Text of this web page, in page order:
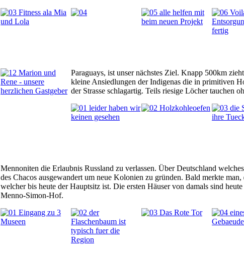
Paraguays, ist unser nächstes Ziel. Knapp 500km
kleine Ansiedlungen der Indigenas die in primitiven
der Strasse schlagartig. Teils riesige Löcher tauchen
Mennoniten die Erlaubnis Russland zu verlassen. Über Deutschland
des Chacos ausgewandert um neue Kolonien zu gründen. Bald merkte
welcher bis heute der Hauptsitz ist. Die ersten Häuser von damals sind
Menno-Simon-Hof.